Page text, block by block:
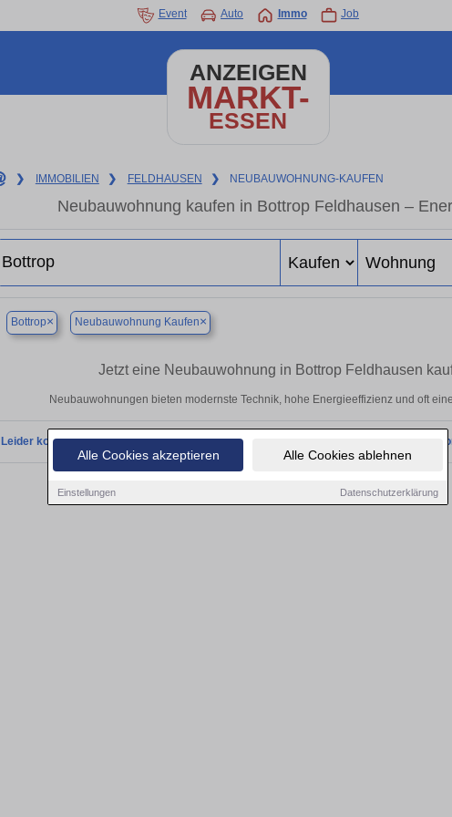
Alle Cookies akzeptieren Alle Cookies ablehnen
Einstellungen Datenschutzerklärung
Event Auto Immo Job
ANZEIGEN
MARKT-
ESSEN
❯ IMMOBILIEN ❯ FELDHAUSEN ❯ NEUBAUWOHNUNG-KAUFEN
Neubauwohnung kaufen in Bottrop Feldhausen –
Bottrop× Neubauwohnung Kaufen×
Jetzt eine Neubauwohnung in Bottrop Feldhausen
Neubauwohnungen bieten modernste Technik, hohe Energieeffizienz und oft
Leider konnten wir derzeit keine passenden Objekte finden. Schauen Sie bald wieder